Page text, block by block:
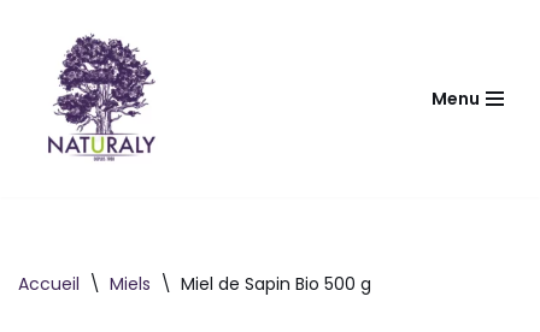
contenu
Menu
Accueil \ Miels \ Miel de Sapin Bio 500 g